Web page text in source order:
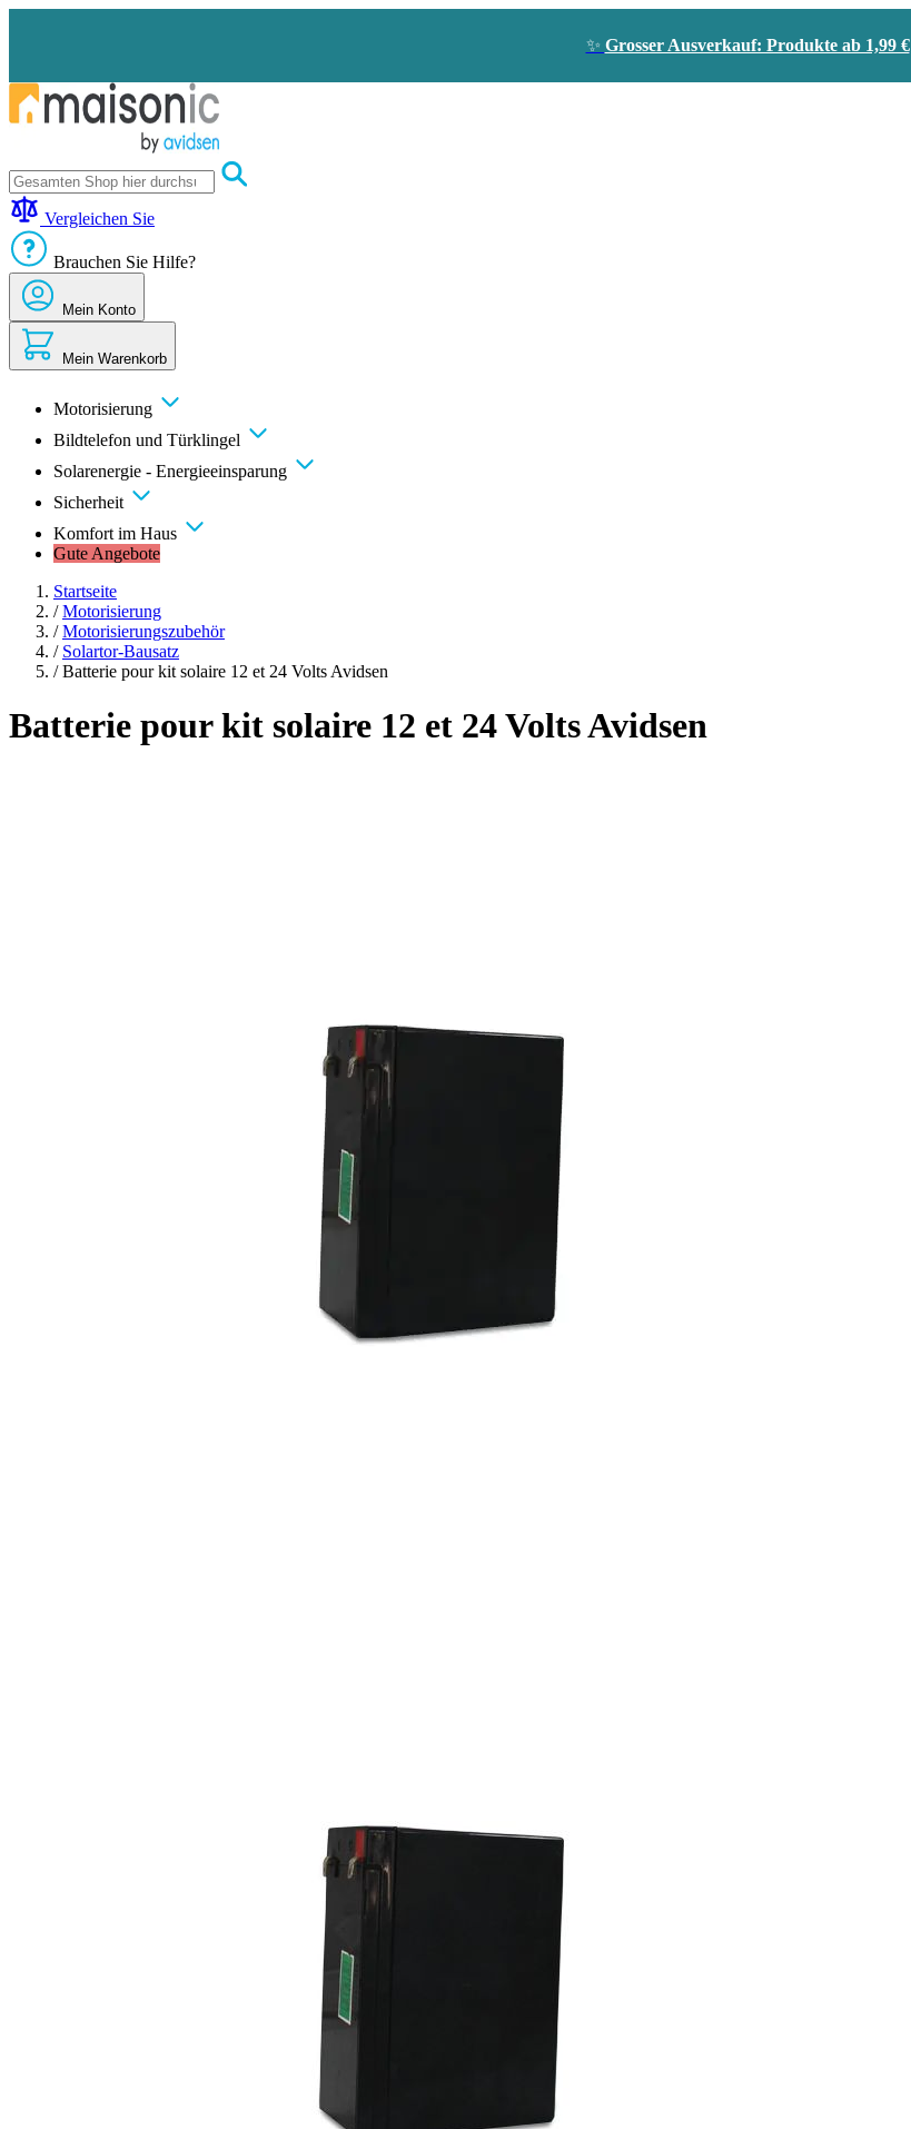
✨ Grosser Ausverkauf: Produkte ab 1,99 €
Motorisierung
und
Solarenergie
Energieeinsparung
Sicherheit
im
Gute
Vergleichen Sie
Brauchen Sie Hilfe?
Mein Konto
Mein Warenkorb
Motorisierung
Bildtelefon und Türklingel
Solarenergie - Energieeinsparung
Sicherheit
Komfort im Haus
Gute Angebote
Startseite
/ Motorisierung
/ Motorisierungszubehör
/ Solartor-Bausatz
/ Batterie pour kit solaire 12 et 24 Volts Avidsen
Batterie pour kit solaire 12 et 24 Volts Avidsen